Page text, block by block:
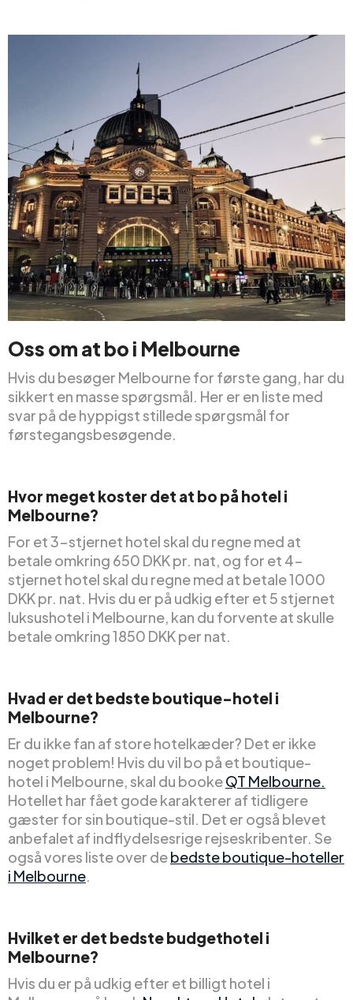
Oss om at bo i Melbourne
Hvis du besøger Melbourne for første gang, har du
sikkert en masse spørgsmål. Her er en liste med
svar på de hyppigst stillede spørgsmål for
førstegangsbesøgende.
Hvor meget koster det at bo på hotel i
Melbourne?
For et 3-stjernet hotel skal du regne med at
betale omkring 650 DKK pr. nat, og for et 4-
stjernet hotel skal du regne med at betale 1000
DKK pr. nat. Hvis du er på udkig efter et 5 stjernet
luksushotel i Melbourne, kan du forvente at skulle
betale omkring 1850 DKK per nat.
Hvad er det bedste boutique-hotel i
Melbourne?
Er du ikke fan af store hotelkæder? Det er ikke
noget problem! Hvis du vil bo på et boutique-
hotel i Melbourne, skal du bookeQT Melbourne.
Hotellet har fået gode karakterer af tidligere
gæster for sin boutique-stil. Det er også blevet
anbefalet af indflydelsesrige rejseskribenter. Se
også vores liste over debedste boutique-hoteller
i Melbourne.
Hvilket er det bedste budgethotel i
Melbourne?
Hvis du er på udkig efter et billigt hotel i